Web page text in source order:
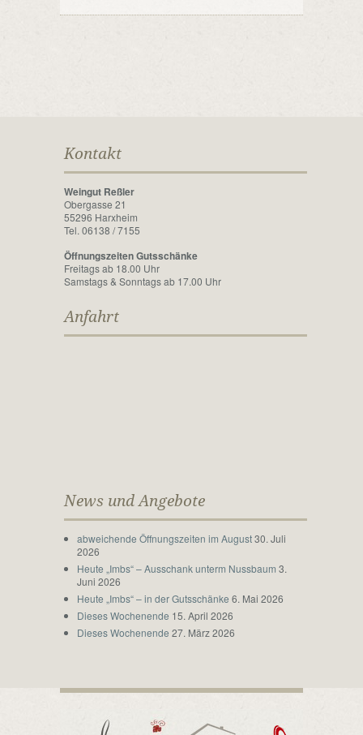
Kontakt
Weingut Reßler
Obergasse 21
55296 Harxheim
Tel. 06138 / 7155
Öffnungszeiten Gutsschänke
Freitags ab 18.00 Uhr
Samstags & Sonntags ab 17.00 Uhr
Anfahrt
News und Angebote
abweichende Öffnungszeiten im August 30. Juli
2026
Heute „Imbs“ – Ausschank unterm Nussbaum 3.
Juni 2026
Heute „Imbs“ – in der Gutsschänke 6. Mai 2026
Dieses Wochenende 15. April 2026
Dieses Wochenende 27. März 2026